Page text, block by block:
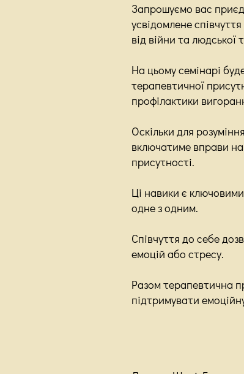
Запрошуємо вас
усвідомлене
від війни та людської
На цьому семінарі
терапевтичної
профілактики
Оскільки для
включатиме вправи на
присутності.
Ці навики є
одне з одним.
Співчуття до себе
емоцій або стресу.
Разом терапевтична
підтримувати